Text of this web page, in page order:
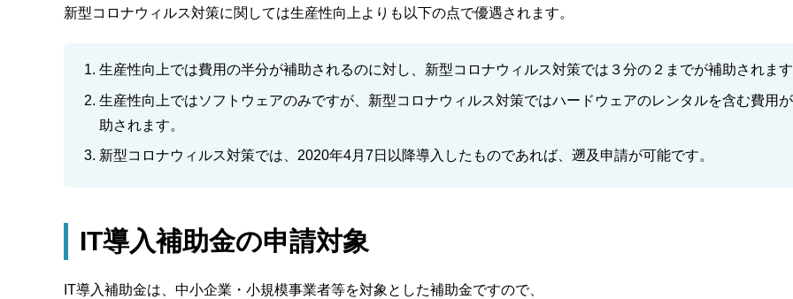
新型コロナウィルス対策に関しては生産性向上よりも以下の点で優遇されます。
生産性向上では費用の半分が補助されるのに対し、新型コロナウィルス対策では３分の２までが補助されま
生産性向上ではソフトウェアのみですが、新型コロナウィルス対策ではハードウェアのレンタルを含む費用
助されます。
新型コロナウィルス対策では、2020年4月7日以降導入したものであれば、遡及申請が可能です。
IT導入補助金の申請対象
IT導入補助金は、中小企業・小規模事業者等を対象とした補助金ですので、